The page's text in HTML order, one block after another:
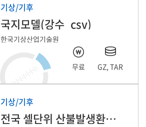
기상/기후
국지모델(강수_csv)
한국기상산업기술원
무료 GZ, TAR
기상/기후
전국 셀단위 산불발생환경지수 및 발생정보